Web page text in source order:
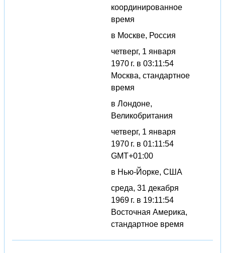
координированное
время
в Москве, Россия
четверг, 1 января
1970 г. в 03:11:54
Москва, стандартное
время
в Лондоне,
Великобритания
четверг, 1 января
1970 г. в 01:11:54
GMT+01:00
в Нью-Йорке, США
среда, 31 декабря
1969 г. в 19:11:54
Восточная Америка,
стандартное время